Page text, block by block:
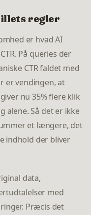
regler
er hvad AI
På queries der
CTR faldet med
er vendingen, at
nu 35% flere klik
alene. Så det er ikke
et længere, det
indhold der bliver
data,
med
Præcis det